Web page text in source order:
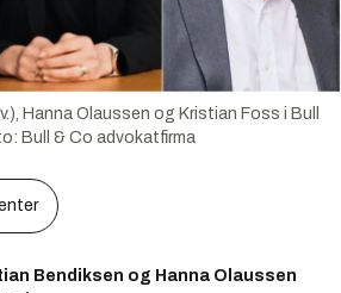
Hanna Olaussen og Kristian Foss i Bull
Bull & Co advokatfirma
Bendiksen og Hanna Olaussen